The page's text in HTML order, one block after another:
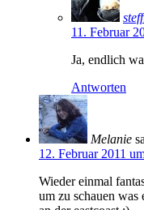
11. Februar
Ja, endlich
Antworten
Melanie
12. Februar 2011
Wieder einmal
um zu schauen was